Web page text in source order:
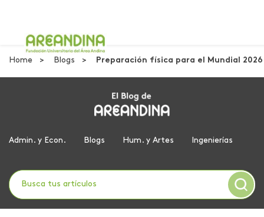
Home Blogs Preparación física para el Mundial
Admin. y Econ. Blogs Hum. y Artes Ingenierías